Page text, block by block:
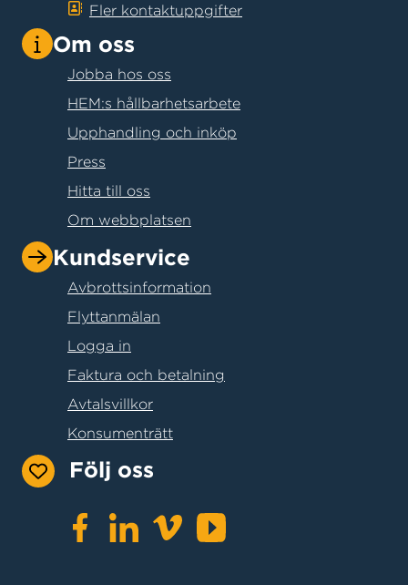
Fler kontaktuppgifter
Om oss
Jobba hos oss
HEM:s hållbarhetsarbete
Upphandling och inköp
Press
Hitta till oss
Om webbplatsen
Kundservice
Avbrottsinformation
Flyttanmälan
Logga in
Faktura och betalning
Avtalsvillkor
Konsumenträtt
Följ oss